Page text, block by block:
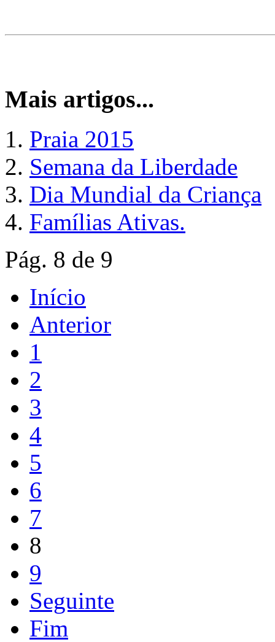
Mais artigos...
Praia 2015
Semana da Liberdade
Dia Mundial da Criança
Famílias Ativas.
Pág. 8 de 9
Início
Anterior
1
2
3
4
5
6
7
8
9
Seguinte
Fim